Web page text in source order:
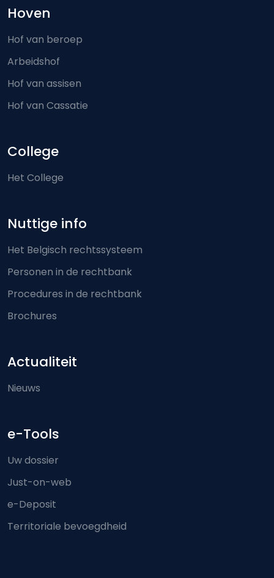
Hoven
Hof van beroep
Arbeidshof
Hof van assisen
Hof van Cassatie
College
Het College
Nuttige info
Het Belgisch rechtssysteem
Personen in de rechtbank
Procedures in de rechtbank
Brochures
Actualiteit
Nieuws
e-Tools
Uw dossier
Just-on-web
e-Deposit
Territoriale bevoegdheid